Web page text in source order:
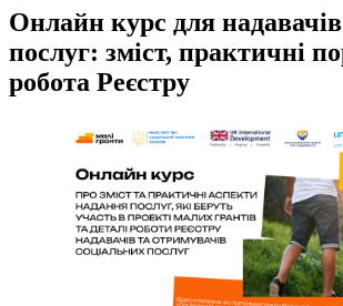
Онлайн курс для
послуг: зміст, практичні
робота Реєстру